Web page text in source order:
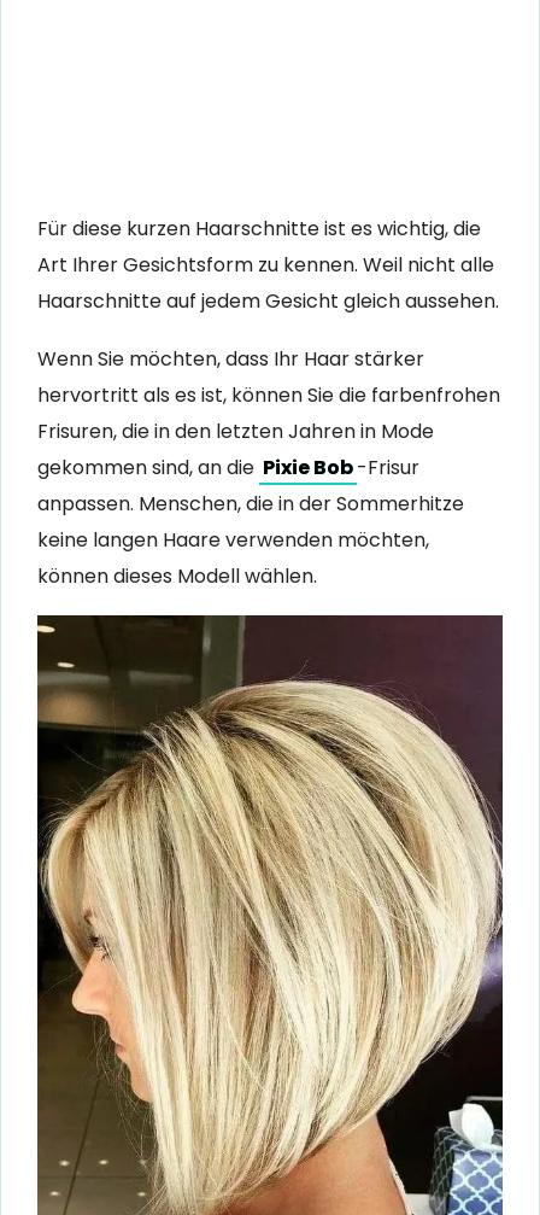
Für diese kurzen Haarschnitte ist es wichtig, die
Art Ihrer Gesichtsform zu kennen. Weil nicht alle
Haarschnitte auf jedem Gesicht gleich aussehen.
Wenn Sie möchten, dass Ihr Haar stärker
hervortritt als es ist, können Sie die farbenfrohen
Frisuren, die in den letzten Jahren in Mode
gekommen sind, an die Pixie Bob-Frisur
anpassen. Menschen, die in der Sommerhitze
keine langen Haare verwenden möchten,
können dieses Modell wählen.